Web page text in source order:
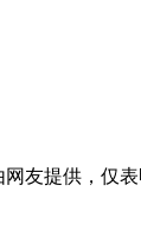
友提供，